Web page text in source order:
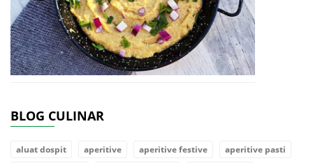
BLOG CULINAR
aluat dospit aperitive aperitive festive
aperitive pasti